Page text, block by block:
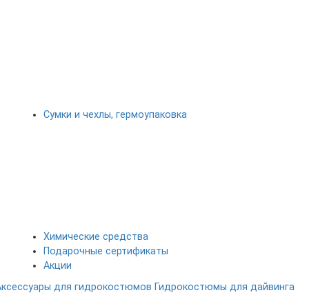
Сумки и чехлы, гермоупаковка
Химические средства
Подарочные сертификаты
Акции
для гидрокостюмов Гидрокостюмы для дайвинга